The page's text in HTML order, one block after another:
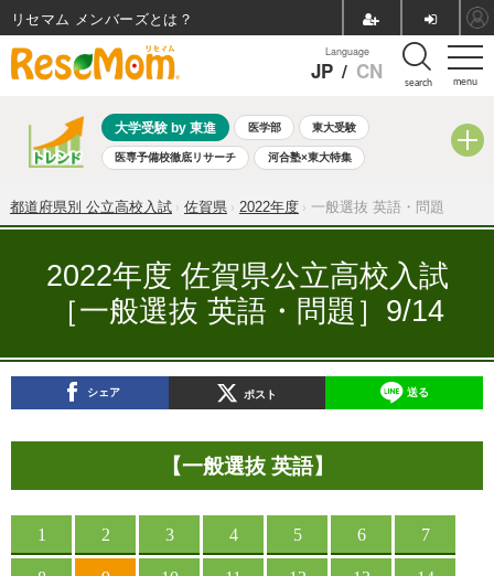
menu
Language
JP / CN search
大学受験 by 東進 医学部 東大受験
医専予備校徹底リサーチ 河合塾×東大特集
共通テスト 夏休み 8月開催学校説明会・相談会
自由研究教材（小学生向け） 自由研究教材（中学生向け）
ランキング
都道府県別 公立高校入試 佐賀県 2022年度 一般選抜 英語・問題
2022年度 佐賀県公立高校入試
［一般選抜 英語・問題］9/14
シェア ポスト 送る
【一般選抜 英語】
リセマム メンバーズ